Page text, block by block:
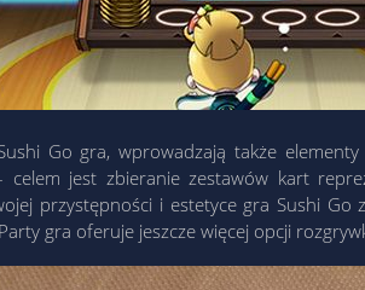
Go gra, wprowadzają także
jest zbieranie zestawów kart
przystępności i estetyce gra Sushi Go
gra oferuje jeszcze więcej opcji